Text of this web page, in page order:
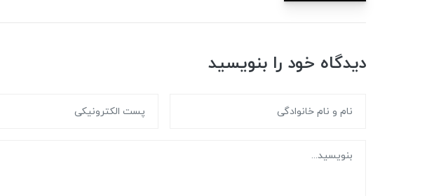
دیدگاه خود را بنویسید